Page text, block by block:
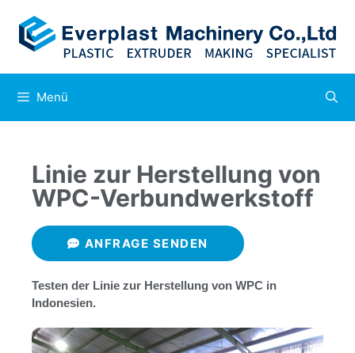
Menü
Linie zur Herstellung von
WPC-Verbundwerkstoff
ANFRAGE SENDEN
Testen der Linie zur Herstellung von WPC in
Indonesien.